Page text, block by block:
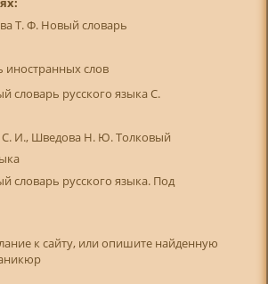
Т. Ф. Новый словарь
иностранных слов
словарь русского языка С.
И., Шведова Н. Ю. Толковый
словарь русского языка. Под
к сайту, или опишите найденную